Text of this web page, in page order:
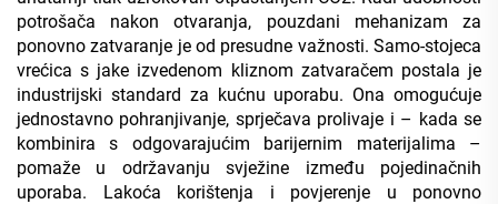
potrošača nakon otvaranja, pouzdani mehanizam za
ponovno zatvaranje je od presudne važnosti. Samo-stojeca
vrećica s jake izvedenom kliznom zatvaračem postala je
industrijski standard za kućnu uporabu. Ona omogućuje
jednostavno pohranjivanje, sprječava prolivaje i – kada se
kombinira s odgovarajućim barijernim materijalima –
pomaže u održavanju svježine između pojedinačnih
uporaba. Lakoća korištenja i povjerenje u ponovno